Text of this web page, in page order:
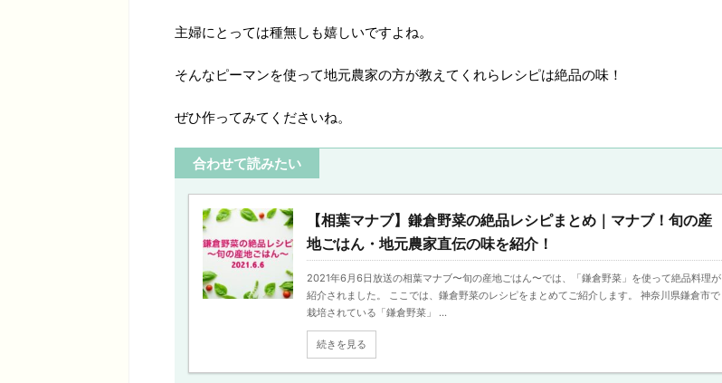
主婦にとっては種無しも嬉しいですよね。
そんなピーマンを使って地元農家の方が教えてくれらレシピは絶品の味！
ぜひ作ってみてくださいね。
合わせて読みたい
【相葉マナブ】鎌倉野菜の絶品レシピまとめ｜マナブ！旬の産
地ごはん・地元農家直伝の味を紹介！
2021年6月6日放送の相葉マナブ〜旬の産地ごはん〜では、「鎌倉野菜」を使って絶品料理が
紹介されました。 ここでは、鎌倉野菜のレシピをまとめてご紹介します。 神奈川県鎌倉市で
栽培されている「鎌倉野菜」 ...
続きを見る